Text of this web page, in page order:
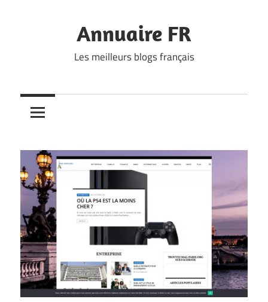
Annuaire FR
Les meilleurs blogs français